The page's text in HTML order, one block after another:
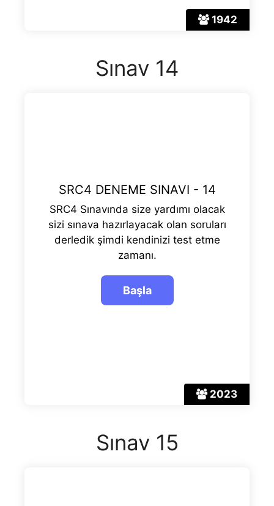
1942
Sınav 14
2023
SRC4 DENEME SINAVI - 14
SRC4 Sınavında size yardımı olacak
sizi sınava hazırlayacak olan soruları
derledik şimdi kendinizi test etme
zamanı.
Sınav 15